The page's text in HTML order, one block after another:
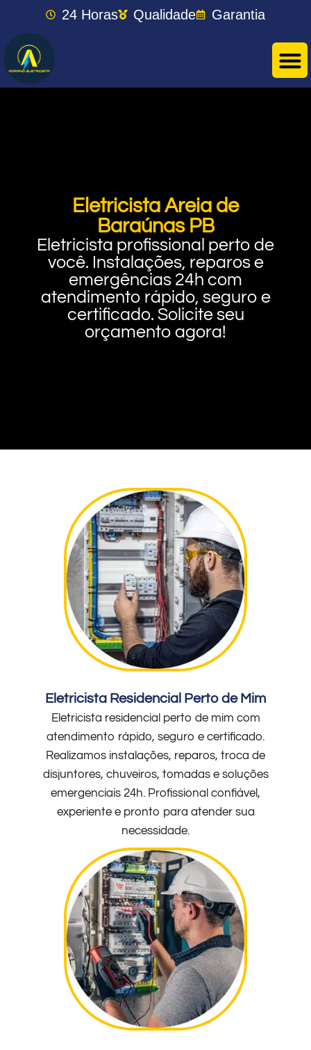
24 Horas Qualidade Garantia
Eletricista Areia de
Baraúnas PB
Eletricista profissional perto de
você. Instalações, reparos e
emergências 24h com
atendimento rápido, seguro e
certificado. Solicite seu
orçamento agora!
Eletricista Residencial Perto de Mim
Eletricista residencial perto de mim com
atendimento rápido, seguro e certificado.
Realizamos instalações, reparos, troca de
disjuntores, chuveiros, tomadas e soluções
emergenciais 24h. Profissional confiável,
experiente e pronto para atender sua
necessidade.